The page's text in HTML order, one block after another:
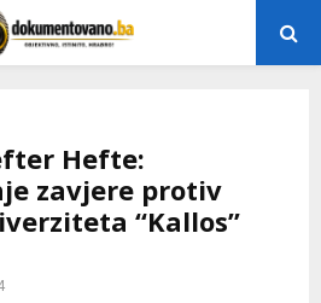
Hefte:
zavjere protiv
“Kallos”